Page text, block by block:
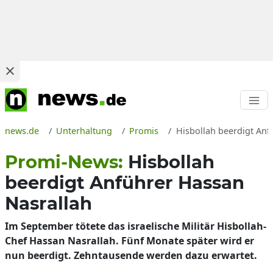
news.de Unterhaltung Promis Hisbollah beerdigt
Promi-News: Hisbollah
beerdigt Anführer Hassan
Nasrallah
Im September tötete das israelische Militär Hisbollah-
Chef Hassan Nasrallah. Fünf Monate später wird er
nun beerdigt. Zehntausende werden dazu erwartet.